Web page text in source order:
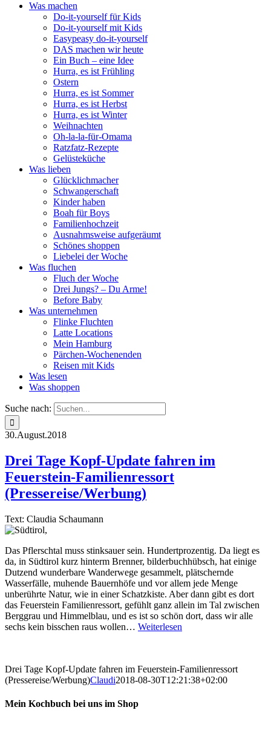
Was machen
Do-it-yourself für Kids
Do-it-yourself mit Kids
Easypeasy do-it-yourself
DAS machen wir heute
Ein Buch – eine Idee
Hurra, es ist Frühling
Ostern
Hurra, es ist Sommer
Hurra, es ist Herbst
Hurra, es ist Winter
Weihnachten
Oh-la-la-für-Omama
Ratzfatz-Rezepte
Gelüsteküche
Was lieben
Glücklichmacher
Schwangerschaft
Kinder haben
Boah für Boys
Familienhochzeit
Ausnahmsweise aufgeräumt
Schönes shoppen
Liebelei der Woche
Was fluchen
Fluch der Woche
Drei Jungs? – Du Arme!
Before Baby
Was unternehmen
Flinke Fluchten
Latte Locations
Mein Hamburg
Pärchen-Wochenenden
Reisen mit Kids
Was lesen
Was shoppen
Suche nach:
30.August.2018
Drei Tage Kopf-Update fahren im
Feuerstein-Familienressort
(Pressereise/Werbung)
Text: Claudia Schaumann
Das Pflerschtal muss stinksauer sein. Hundertprozentig. Da liegt es
da, in Südtirol kurz hinterm Brenner, bilderbuchhübsch, hat einige
Dutzend wunderbare Wanderwege gesammelt, plätschernde
Wasserfälle, muhende Bauernhöfe und vor allem jede Menge
unberührte Natur, wie in einer Schatzkiste. Aber dann gibt es dort
das Feuerstein Familienressort, gefühlt ganz allein im Tal zwischen
Berggrau und Himmelblau, und es ist so schön dort, dass wir alle
sechs kein bisschen raus wollen… Weiterlesen
Drei Tage Kopf-Update fahren im Feuerstein-Familienressort
(Pressereise/Werbung)Claudi2018-08-30T12:21:38+02:00
Mein Kochbuch bei uns im Shop